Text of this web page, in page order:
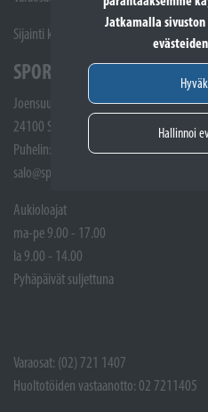
Jatkamalla
Hallinnoi
Sijainti kartalla
SPORTTIKONE SALO
Joensuunkatu 5
24100 Salo
Puhelin: (02) 721 1400
salo@sporttikone.fi
Aukioloajat
ma-pe 9.00 - 17.00
la 9.00 - 14.00
Pyhäpäivät suljettuna
Varaosat: (02) 721 1407
Huoltotöiden vastaanotto: 02 7211405